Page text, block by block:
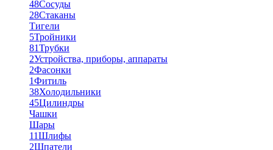
48Сосуды
28Стаканы
Тигели
5Тройники
81Трубки
2Устройства, приборы, аппараты
2Фасонки
1Фитиль
38Холодильники
45Цилиндры
Чашки
Шары
11Шлифы
2Шпатели